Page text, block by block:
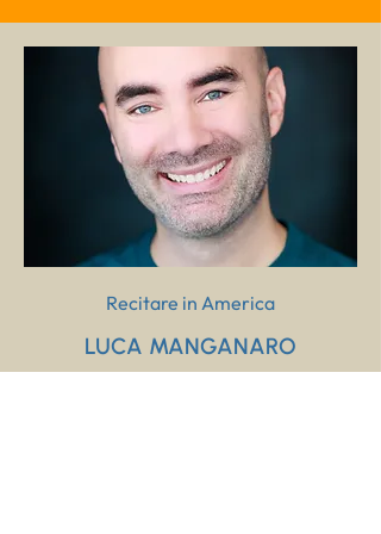
Recitare in America
LUCA MANGANARO